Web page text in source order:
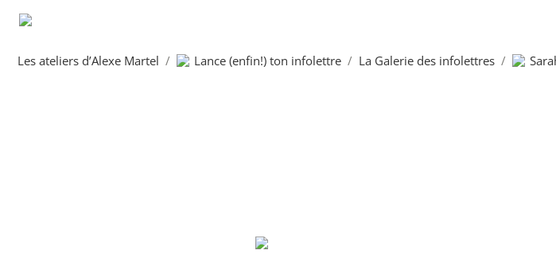
Les ateliers d’Alexe Martel / Lance (enfin!) ton infolettre / La Galerie des infolettres /